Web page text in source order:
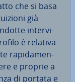
che si basa
già
in­ter­vi­
è re­la­ti­va­
ra­pi­da­men­
e proprie a
di portata e